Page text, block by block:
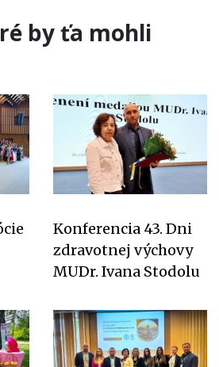
by ťa mohli
Konferencia 43. Dni
zdravotnej výchovy
MUDr. Ivana Stodolu